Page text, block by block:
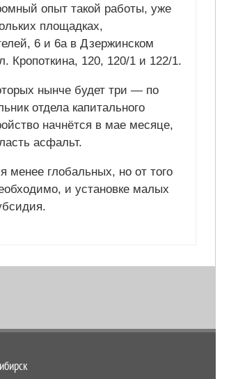
опыт такой работы, уже
площадках,
6 и 6а в Дзержинском
Кропоткина, 120, 120/1 и 122/1.
нынче будет три — по
отдела капитального
начнётся в мае месяце,
асфальт.
менее глобальных, но от того
и установке малых